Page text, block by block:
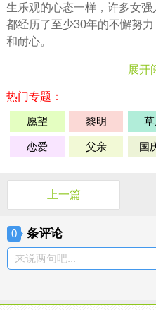
生乐观的心态一样，许多女
都经历了至少30年的不懈努力
和耐心。
展
热门专题：
愿望 黎明
恋爱 父亲 国
上一篇
0 条评论
来说两句吧...